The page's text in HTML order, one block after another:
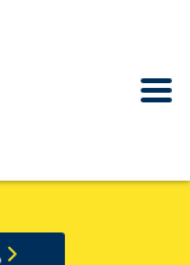
rufos,
para